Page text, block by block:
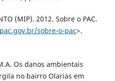
(MIP). 2012. Sobre o PAC.
sobre-o-pac>.
Os danos ambientais
no bairro Olarias em